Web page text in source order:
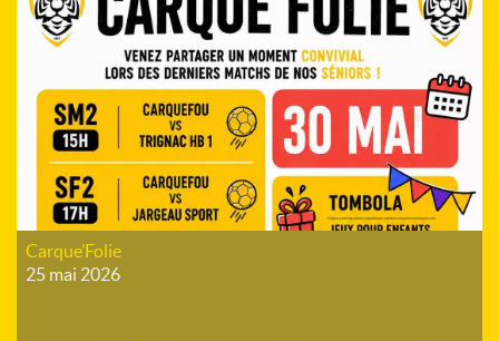
Carque’Folie
25 mai 2026